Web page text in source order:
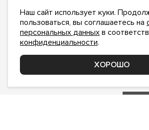
ПОДПИСАТЬСЯ НА
сполитикой конфиденциальности
Наш сайт использует куки.
пользоваться, вы соглашаетесь на
персональных данных в
конфиденциальности.
ХОРОШО